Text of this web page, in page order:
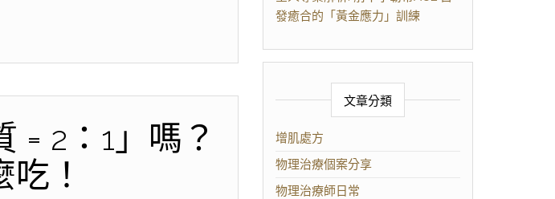
= 2：1」嗎？
！
發癒合的「黃金應力」訓練
文章分類
增肌處方
物理治療個案分享
物理治療師日常